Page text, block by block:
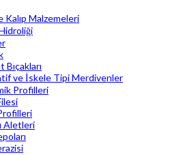
Kalıp Malzemeleri
Bıçakları
ve İskele Tipi Merdivenler
Profilleri
Aletleri